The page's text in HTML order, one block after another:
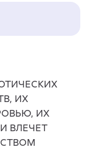
ИХ
ИХ
ВЛЕЧЕТ